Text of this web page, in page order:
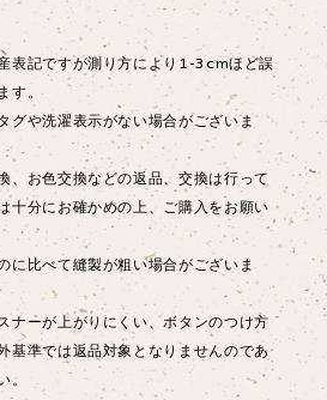
表記ですが測り方により1-3cmほど誤
す。
グや洗濯表示がない場合がございま
、お色交換などの返品、交換は行って
十分にお確かめの上、ご購入をお願い
に比べて縫製が粗い場合がございま
ナーが上がりにくい、ボタンのつけ方
基準では返品対象となりませんのであ
。